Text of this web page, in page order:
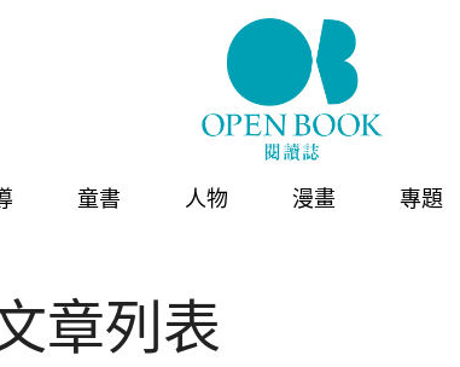
童書 人物 漫畫 專題
章列表